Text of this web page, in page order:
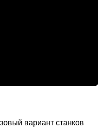
вариант станков